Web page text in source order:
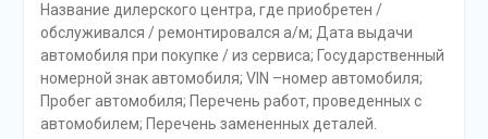
Название дилерского центра, где приобретен /
обслуживался / ремонтировался а/м; Дата выдачи
автомобиля при покупке / из сервиса; Государственный
номерной знак автомобиля; VIN –номер автомобиля;
Пробег автомобиля; Перечень работ, проведенных с
автомобилем; Перечень замененных деталей.